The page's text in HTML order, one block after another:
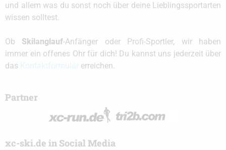
und allem was du sonst noch über deine Lieblingssportarten
wissen solltest.
Ob Skilanglauf-Anfänger oder Profi-Sportler, wir haben
immer ein offenes Ohr für dich! Du kannst uns jederzeit über
das
erreichen.
Partner
xc-ski.de in Social Media